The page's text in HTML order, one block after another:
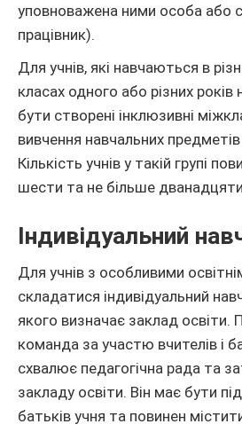
уповноважена ними особа або
працівник).
Для учнів, які навчаються в
класах одного або різних
бути створені інклюзивні
вивчення навчальних предметів
Кількість учнів у такій групі
шести та не більше дванадцяти
Індивідуальний
Для учнів з особливими
складатися індивідуальний
якого визначає заклад освіти.
команда за участю вчителів і
схвалює педагогічна рада та
закладу освіти. Він має бути
батьків учня та повинен